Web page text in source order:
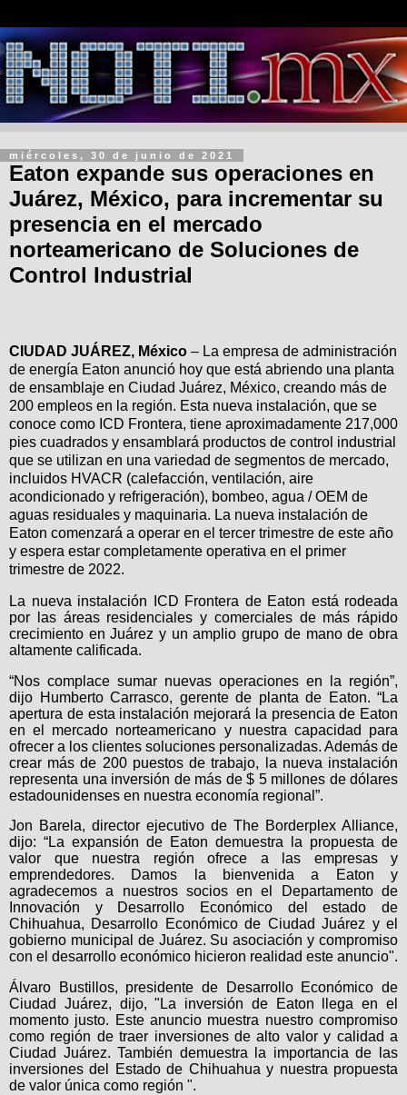
miércoles, 30 de junio de 2021
Eaton expande sus operaciones en
Juárez, México, para incrementar su
presencia en el mercado
norteamericano de Soluciones de
Control Industrial
CIUDAD JUÁREZ, México – La empresa de administración
de energía Eaton anunció hoy que está abriendo una planta
de ensamblaje en Ciudad Juárez, México, creando más de
200 empleos en la región. Esta nueva instalación, que se
conoce como ICD Frontera, tiene aproximadamente 217,000
pies cuadrados y ensamblará productos de control industrial
que se utilizan en una variedad de segmentos de mercado,
incluidos HVACR (calefacción, ventilación, aire
acondicionado y refrigeración), bombeo, agua / OEM de
aguas residuales y maquinaria. La nueva instalación de
Eaton comenzará a operar en el tercer trimestre de este año
y espera estar completamente operativa en el primer
trimestre de 2022.
La nueva instalación ICD Frontera de Eaton está rodeada
por las áreas residenciales y comerciales de más rápido
crecimiento en Juárez y un amplio grupo de mano de obra
altamente calificada.
“Nos complace sumar nuevas operaciones en la región”,
dijo Humberto Carrasco, gerente de planta de Eaton. “La
apertura de esta instalación mejorará la presencia de Eaton
en el mercado norteamericano y nuestra capacidad para
ofrecer a los clientes soluciones personalizadas. Además de
crear más de 200 puestos de trabajo, la nueva instalación
representa una inversión de más de $ 5 millones de dólares
estadounidenses en nuestra economía regional”.
Jon Barela, director ejecutivo de The Borderplex Alliance,
dijo: “La expansión de Eaton demuestra la propuesta de
valor que nuestra región ofrece a las empresas y
emprendedores. Damos la bienvenida a Eaton y
agradecemos a nuestros socios en el Departamento de
Innovación y Desarrollo Económico del estado de
Chihuahua, Desarrollo Económico de Ciudad Juárez y el
gobierno municipal de Juárez. Su asociación y compromiso
con el desarrollo económico hicieron realidad este anuncio".
Álvaro Bustillos, presidente de Desarrollo Económico de
Ciudad Juárez, dijo, "La inversión de Eaton llega en el
momento justo. Este anuncio muestra nuestro compromiso
como región de traer inversiones de alto valor y calidad a
Ciudad Juárez. También demuestra la importancia de las
inversiones del Estado de Chihuahua y nuestra propuesta
de valor única como región ".